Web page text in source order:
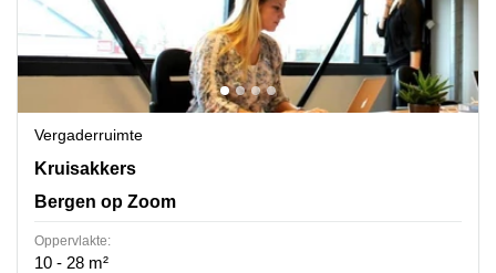
Vergaderruimte
Kruisakkers 2, Bergen op Zoom
Kruisakkers
Bergen op Zoom
Oppervlakte:
10 - 28 m²